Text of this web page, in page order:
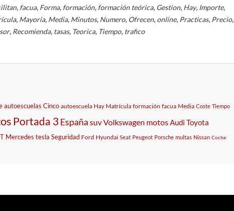
, facua, Forma, formación, formación teórica, Gestion, Hay, Importe,
, Mayoria, Media, Minutos, Numero, Ofrecen, online, Practicas, Precio,
, Recomienda, tasas, Teorica, Tiempo, trafico
autoescuelas Cinco autoescuela Hay Matrícula formación facua Media Coste Tiempo
Portada 3España suvVolkswagen motos Audi Toyota
Mercedes tesla Seguridad Ford Hyundai Seat Peugeot Porsche multas Nissan Coche